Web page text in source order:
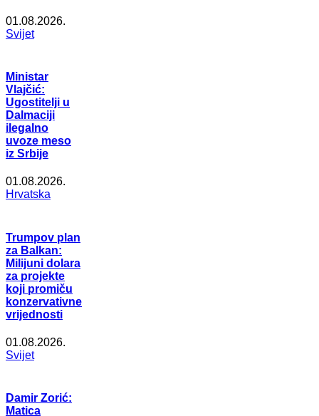
01.08.2026.
Svijet
Ministar
Vlajčić:
Ugostitelji u
Dalmaciji
ilegalno
uvoze meso
iz Srbije
01.08.2026.
Hrvatska
Trumpov plan
za Balkan:
Milijuni dolara
za projekte
koji promiču
konzervativne
vrijednosti
01.08.2026.
Svijet
Damir Zorić:
Matica